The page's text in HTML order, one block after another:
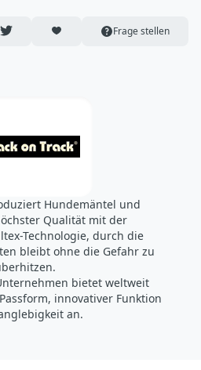
TEILEN
AUF TWITTER TEILENARTIKEL AUF DIE MERKLISTE
Frage stellen
Hundemäntel und
Qualität mit der
Technologie, durch die
bleibt ohne die Gefahr zu
bietet weltweit
innovativer Funktion
an.